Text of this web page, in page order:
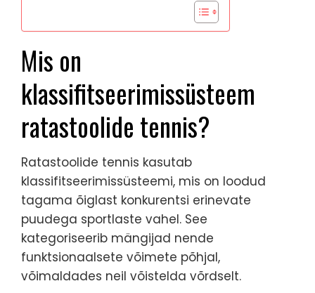
Mis on
klassifitseerimissüsteem
ratastoolide tennis?
Ratastoolide tennis kasutab
klassifitseerimissüsteemi, mis on loodud
tagama õiglast konkurentsi erinevate
puudega sportlaste vahel. See
kategoriseerib mängijad nende
funktsionaalsete võimete põhjal,
võimaldades neil võistelda võrdselt.